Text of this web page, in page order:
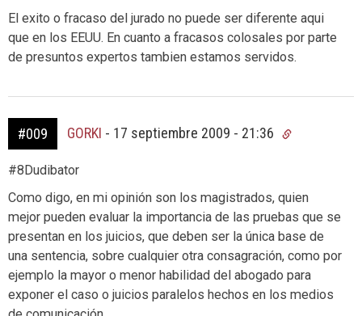
El exito o fracaso del jurado no puede ser diferente aqui
que en los EEUU. En cuanto a fracasos colosales por parte
de presuntos expertos tambien estamos servidos.
#009 GORKI - 17 septiembre 2009 - 21:36
#8Dudibator
Como digo, en mi opinión son los magistrados, quien
mejor pueden evaluar la importancia de las pruebas que se
presentan en los juicios, que deben ser la única base de
una sentencia, sobre cualquier otra consagración, como por
ejemplo la mayor o menor habilidad del abogado para
exponer el caso o juicios paralelos hechos en los medios